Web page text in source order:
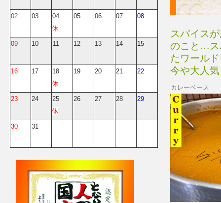
02 03
04
休
05 06 07 08
09 10 11 12 13 14 15
16 17
18
休
19 20 21 22
23 24
25
休
26 27 28 29
30 31
スパイス
のこと…ス
たワール
今や大人
カレーベース